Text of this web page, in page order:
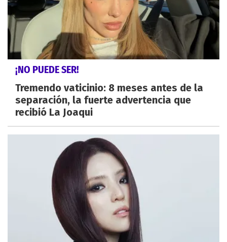
¡NO PUEDE SER!
Tremendo vaticinio: 8 meses antes de la
separación, la fuerte advertencia que
recibió La Joaqui